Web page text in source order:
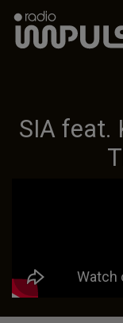
Radio Impuls
SIA feat.